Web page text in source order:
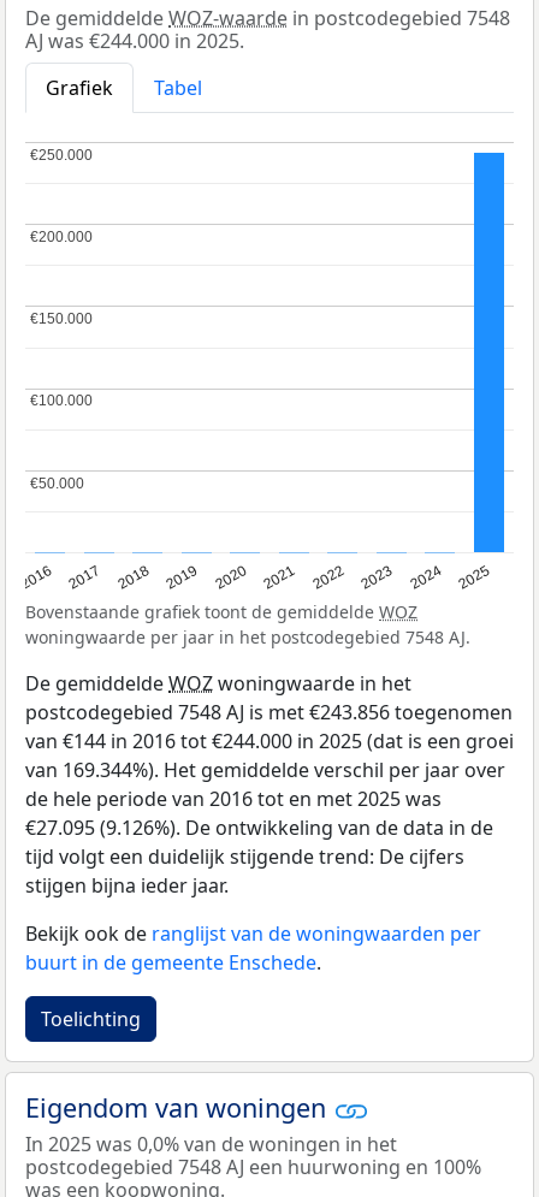
De gemiddeldeWOZ-waarde in postcodegebied 7548
AJ was €244.000 in 2025.
Grafiek
Tabel
2016 2017 2018 2019 2020 2021 2022 2023 2024 2025
€50.000
€50.000
€100.000
€100.000
€150.000
€150.000
€200.000
€200.000
€250.000
€250.000
Bovenstaande grafiek toont de gemiddelde WOZ
woningwaarde per jaar in het postcodegebied 7548 AJ.
De gemiddeldeWOZwoningwaarde in het
postcodegebied 7548 AJ is met €243.856 toegenomen
van €144 in 2016 tot €244.000 in 2025 (dat is een groei
van 169.344%). Het gemiddelde verschil per jaar over
de hele periode van 2016 tot en met 2025 was
€27.095 (9.126%). De ontwikkeling van de data in de
tijd volgt een duidelijk stijgende trend: De cijfers
stijgen bijna ieder jaar.
Bekijk ook de ranglijst van de woningwaarden per
buurt in de gemeente Enschede.
Toelichting
Eigendom van woningen
In 2025 was 0,0% van de woningen in het
postcodegebied 7548 AJ een huurwoning en 100%
was een koopwoning.